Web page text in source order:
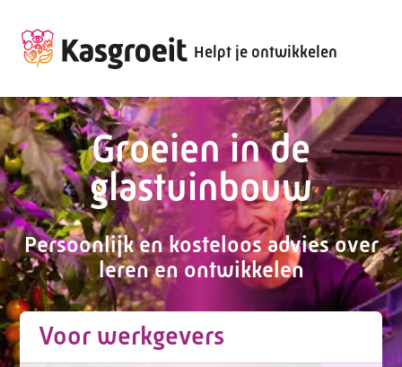
Helpt je ontwikkelen
Groeien in de
glastuinbouw
Persoonlijk en kosteloos advies over
leren en ontwikkelen
Voor werkgevers